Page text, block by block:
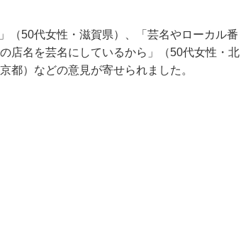
（50代女性・滋賀県）、「芸名やローカル番
店名を芸名にしているから」（50代女性・北
都）などの意見が寄せられました。